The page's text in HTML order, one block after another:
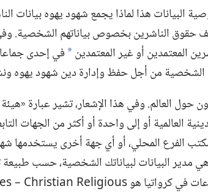
البيانات هذا لماذا يجمع شهود يهوه بيانات
حقوق الناشرين بخصوص بياناتهم الشخصية.‏
المعتمدين أو غير المعتمدين a في إحدى
الشخصية من أجل حفظ وإدارة دين شهود يهوه
العالم.‏ وفي هذا الإشعار،‏ تشير عبارة
العالمية أو إلى واحدة أو أكثر من الجهات
الفرع المحلي،‏ أو أي جهة أخرى يستخدمها
مدير البيانات لبياناتك الشخصية،‏ حسب طبيعة
في كرواتيا هو‎–‎ Christian Religious